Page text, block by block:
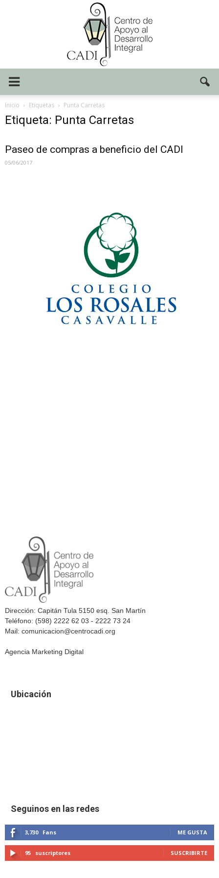
Inicio Etiquetas Punta Carretas
Etiqueta: Punta Carretas
Paseo de compras a beneficio del CADI
05/06/2017
Dirección: Capitán Tula 5150 esq. San Martín
Teléfono: (598) 2222 62 03 - 2222 73 24
Mail: comunicacion@centrocadi.org
Agencia Marketing Digital
Ubicación
Seguinos en las redes
3,730 Fans ME GUSTA
95 suscriptores SUSCRIBIRTE